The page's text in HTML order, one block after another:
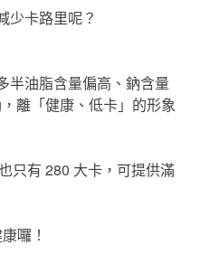
少卡路里呢？
半油脂含量偏高、鈉含量
離「健康、低卡」的形象
只有 280 大卡，可提供滿
囉！